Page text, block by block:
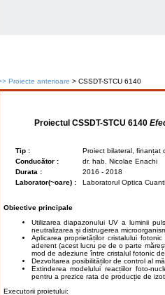
Proiecte anterioare > CSSDT-STCU 6140
Proiectul CSSDT-STCU 6140
Tip :
Proiect bilateral, finanțat
Conducător :
dr. hab. Nicolae Enachi
Durata :
2016 - 2018
Laborator(~oare) :
Laboratorul Optica
Obiective principale
Utilizarea diapazonului UV a luminii
neutralizarea și distrugerea
Aplicarea proprietăților cristalului
aderent (acest lucru pe de o parte
mod de adeziune între cristalul fotonic
Dezvoltarea posibilităților de control al
Extinderea modelului reacțiilor foto-
pentru a prezice rata de producție de
Executorii proietului: